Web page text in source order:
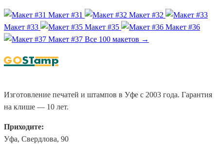
Макет #31
Макет #32
Макет #33
Макет #35
Макет #36
Макет #37 Все 100 макетов →
Изготовление печатей и штампов в Уфе с 2003 года. Гарантия
на клише — 10 лет.
Приходите:
Уфа, Свердлова, 90